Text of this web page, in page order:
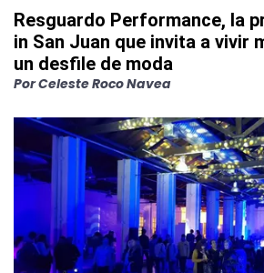
Resguardo Performance, la
in San Juan que invita a vivir
un desfile de moda
PorCeleste Roco Navea